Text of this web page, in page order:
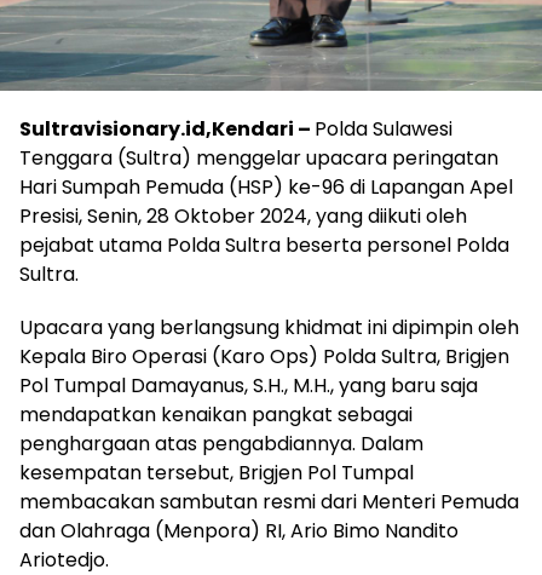
Sultravisionary.id,Kendari – Polda Sulawesi
Tenggara (Sultra) menggelar upacara peringatan
Hari Sumpah Pemuda (HSP) ke-96 di Lapangan Apel
Presisi, Senin, 28 Oktober 2024, yang diikuti oleh
pejabat utama Polda Sultra beserta personel Polda
Sultra.
Upacara yang berlangsung khidmat ini dipimpin oleh
Kepala Biro Operasi (Karo Ops) Polda Sultra, Brigjen
Pol Tumpal Damayanus, S.H., M.H., yang baru saja
mendapatkan kenaikan pangkat sebagai
penghargaan atas pengabdiannya. Dalam
kesempatan tersebut, Brigjen Pol Tumpal
membacakan sambutan resmi dari Menteri Pemuda
dan Olahraga (Menpora) RI, Ario Bimo Nandito
Ariotedjo.